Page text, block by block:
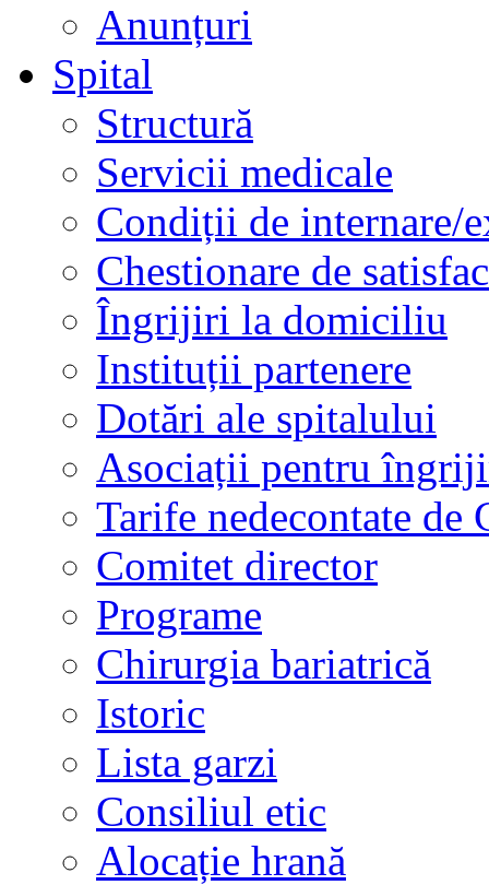
Anunțuri
Spital
Structură
Servicii medicale
Condiții de internare/
Chestionare de
Îngrijiri la domiciliu
Instituții partenere
Dotări ale spitalului
Asociații pentru
Tarife nedecontate de
Comitet director
Programe
Chirurgia bariatrică
Istoric
Lista garzi
Consiliul etic
Alocație hrană